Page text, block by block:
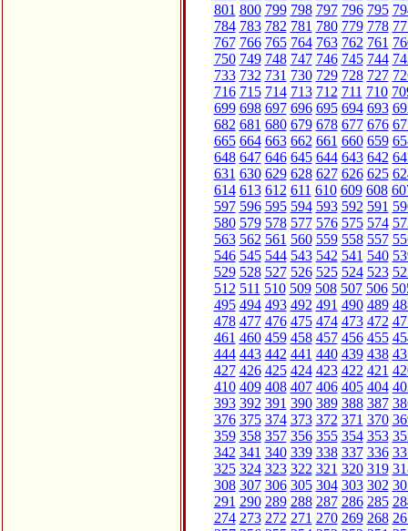
801 800 799 798 797 796 795
784 783 782 781 780 779 778
767 766 765 764 763 762 761
750 749 748 747 746 745 744
733 732 731 730 729 728 727
716 715 714 713 712 711 710
699 698 697 696 695 694 693
682 681 680 679 678 677 676
665 664 663 662 661 660 659
648 647 646 645 644 643 642
631 630 629 628 627 626 625
614 613 612 611 610 609 608
597 596 595 594 593 592 591
580 579 578 577 576 575 574
563 562 561 560 559 558 557
546 545 544 543 542 541 540
529 528 527 526 525 524 523
512 511 510 509 508 507 506
495 494 493 492 491 490 489
478 477 476 475 474 473 472
461 460 459 458 457 456 455
444 443 442 441 440 439 438
427 426 425 424 423 422 421
410 409 408 407 406 405 404
393 392 391 390 389 388 387
376 375 374 373 372 371 370
359 358 357 356 355 354 353
342 341 340 339 338 337 336
325 324 323 322 321 320 319
308 307 306 305 304 303 302
291 290 289 288 287 286 285
274 273 272 271 270 269 268